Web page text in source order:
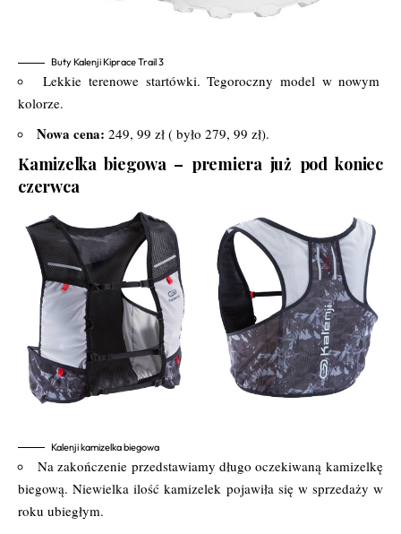
Buty Kalenji Kiprace Trail 3
Lekkie terenowe startówki. Tegoroczny model w nowym
kolorze.
Nowa cena: 249, 99 zł ( było 279, 99 zł).
Kamizelka biegowa – premiera już pod koniec
czerwca
Kalenji kamizelka biegowa
Na zakończenie przedstawiamy długo oczekiwaną kamizelkę
biegową. Niewielka ilość kamizelek pojawiła się w sprzedaży w
roku ubiegłym.